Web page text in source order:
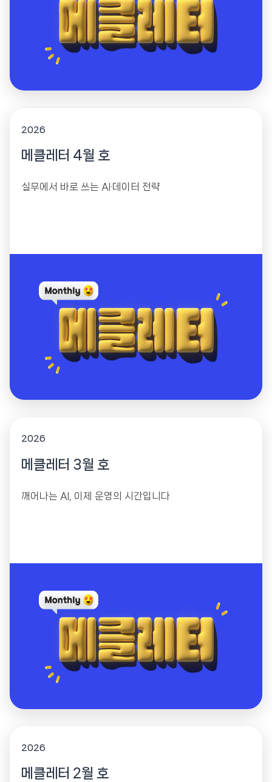
2026
메클레터 4월 호
실무에서 바로 쓰는 AI·데이터 전략
2026
메클레터 3월 호
깨어나는 AI, 이제 운영의 시간입니다
2026
메클레터 2월 호